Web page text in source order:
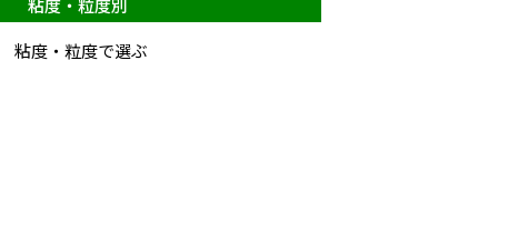
粘度・粒度別
粘度・粒度で選ぶ